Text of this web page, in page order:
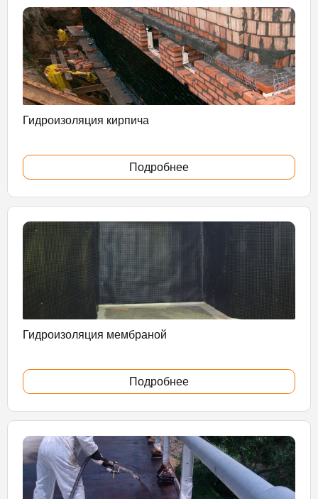
Гидроизоляция кирпича
Подробнее
Гидроизоляция мембраной
Подробнее